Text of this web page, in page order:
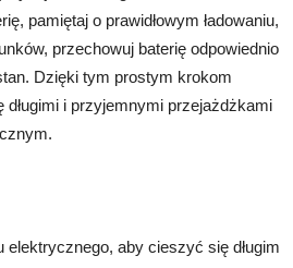
pamiętaj o prawidłowym ładowaniu,
przechowuj baterię odpowiednio
Dzięki tym prostym krokom
długimi i przyjemnymi przejażdżkami
elektrycznego, aby cieszyć się długim